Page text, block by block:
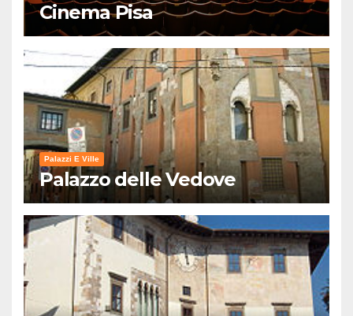
Cinema Pisa
Palazzi E Ville
Palazzo delle Vedove